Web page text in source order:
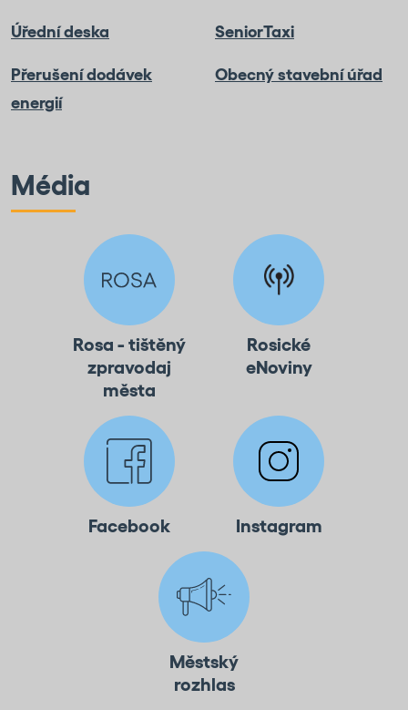
Úřední deska SeniorTaxi
Přerušení dodávek
energií
Obecný stavební úřad
Média
Rosa - tištěný
zpravodaj
města
Rosické
eNoviny
Facebook Instagram
Městský
rozhlas